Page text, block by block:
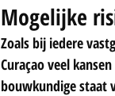
Mogelijke
Zoals bij iedere
Curaçao veel
bouwkundige staat